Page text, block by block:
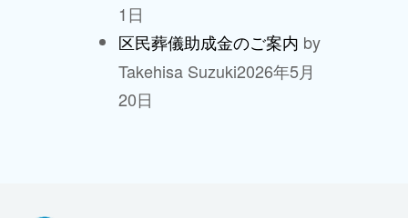
1日
区民葬儀助成金のご案内 by
Takehisa Suzuki2026年5月
20日